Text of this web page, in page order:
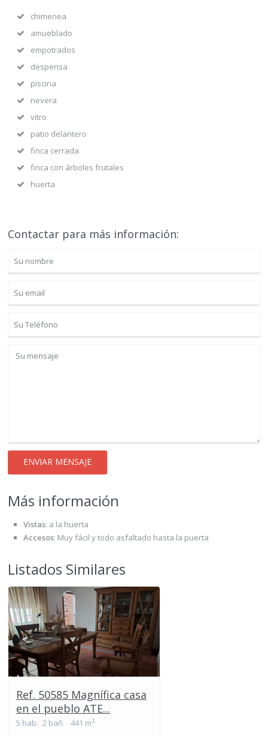
chimenea
amueblado
empotrados
despensa
piscina
nevera
vitro
patio delantero
finca cerrada
finca con árboles frutales
huerta
Contactar para más información:
Más información
Vistas: a la huerta
Accesos: Muy fácil y todo asfaltado hasta la puerta
Listados Similares
Ref. 50585 Magnífica casa
en el pueblo ATE...
5 hab. 2 bañ. 441 m2